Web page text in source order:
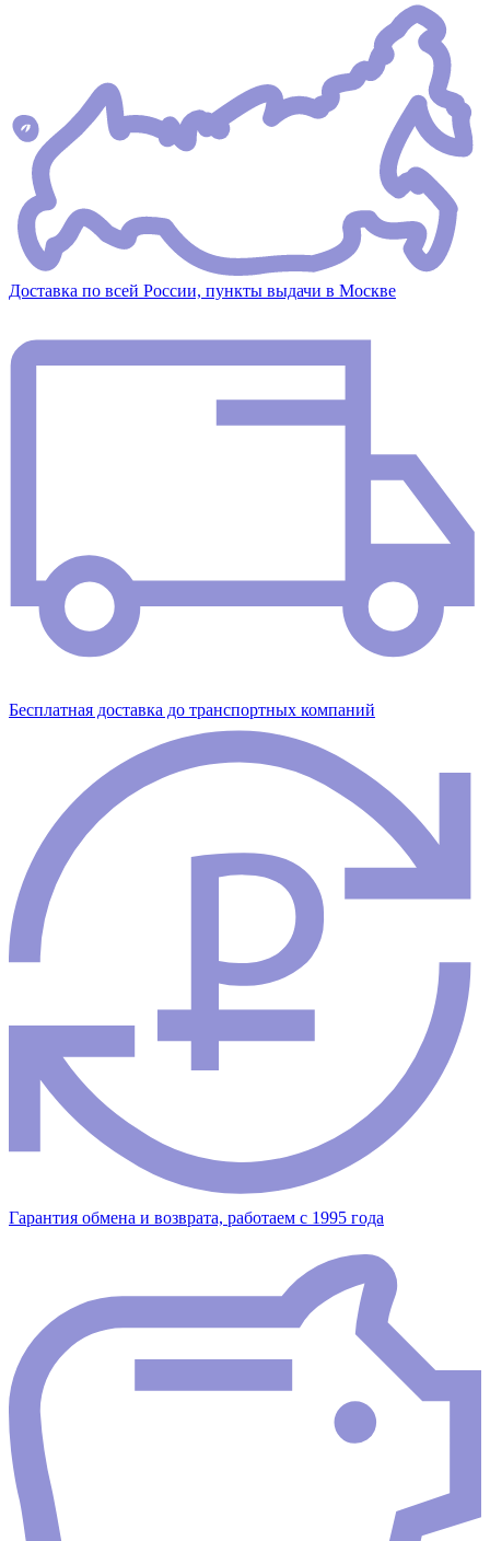
Доставка по всей России, пункты выдачи в Москве
Бесплатная доставка до транспортных компаний
Гарантия обмена и возврата, работаем с 1995 года